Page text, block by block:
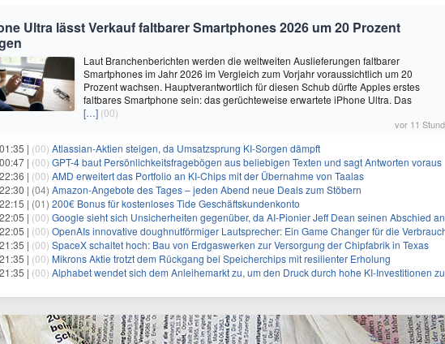
Ultra lässt Verkauf faltbarer Smartphones 2026 um 20 Prozent
Laut Branchenberichten werden die weltweiten Auslieferungen faltbarer
Smartphones im Jahr 2026 im Vergleich zum Vorjahr voraussichtlich um 20
Prozent wachsen. Hauptverantwortlich für diesen Schub dürfte Apples erstes
faltbares Smartphone sein: das gerüchteweise erwartete iPhone Ultra. Das
[…] (00)
vor 11
| (00) Atlassian-Aktien steigen, da Umsatzsprung KI-Sorgen dämpft
| (00) GPT-4 baut Persönlichkeitsfragebögen aus beliebigen Texten und sagt Antworten voraus
| (00) AMD erweitert das Portfolio an KI-Chips mit der Übernahme von Taalas
| (04) Amazon-Angebote des Tages – jeden Abend neue Deals zum Stöbern
| (01) 200€ Bonus für kostenloses Tide Geschäftskundenkonto
| (00) Google sieht sich Unsicherheiten gegenüber, da AI-Pionier Jeff Dean seinen Abschied
| (00) OpenAIs innovative doughnutförmiger Lautsprecher: Ein Game Changer für die
| (00) SpaceX schaltet hoch: Bau von Erdgaswerken zur Versorgung der Chipfabrik in Texas
| (00) Mikrons Aktie trotzt dem Rückgang bei Speicherchips mit resilienter Erholung
| (00) Alphabet wendet sich dem Anleihemarkt zu, um den Druck durch hohe KI-Investitionen zu bewältigen